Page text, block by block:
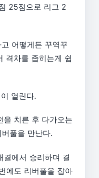
25점으로 리그 2
어떻게든 꾸역꾸
격차를 좁히는게 쉽
열린다.
을 치른 후 다가오는
풀을 만난다.
결에서 승리하며 결
에도 리버풀을 잡아